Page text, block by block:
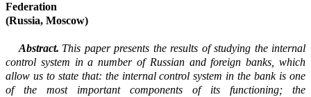
Federation
(Russia, Moscow)
Abstract. This paper presents the results of studying the internal
control system in a number of Russian and foreign banks, which
allow us to state that: the internal control system in the bank is one
of the most important components of its functioning; the